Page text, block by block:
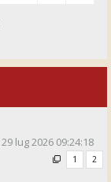
29 lug 2026 09:24:18
1 2